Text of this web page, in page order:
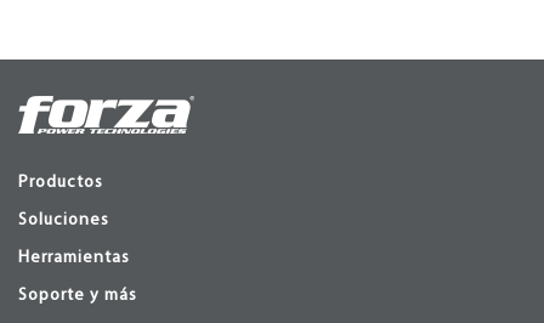
Productos
Soluciones
Herramientas
Soporte y más